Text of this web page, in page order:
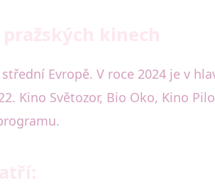
Evropě. V roce 2024 je v
Kino Světozor, Bio Oko, Kino